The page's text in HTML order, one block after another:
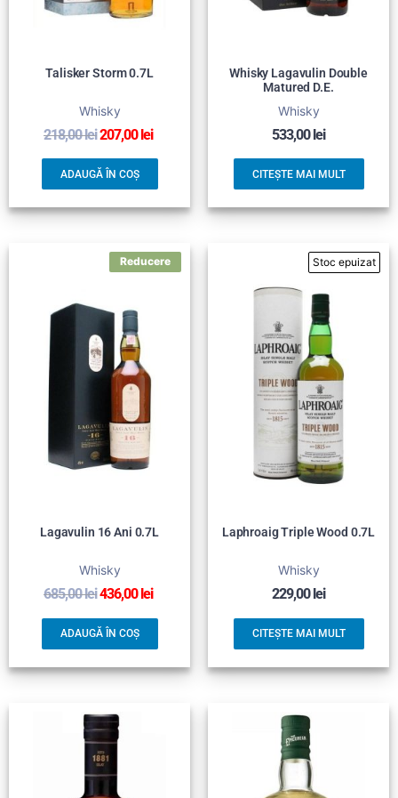
Talisker Storm 0.7L
Whisky
218,00lei207,00lei
ADAUGĂ ÎN COȘ
Whisky Lagavulin Double
Matured D.E.
Whisky
533,00lei
CITEȘTE MAI MULT
Lagavulin 16 Ani 0.7L
Whisky
685,00lei436,00 lei
ADAUGĂ ÎN COȘ
Laphroaig Triple Wood 0.7L
Whisky
229,00 lei
CITEȘTE MAI MULT